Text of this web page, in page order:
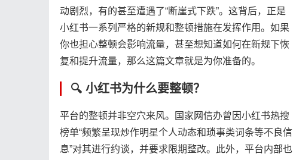
动剧烈，有的甚至遭遇了“断崖式下跌”。这背后，正是
小红书一系列严格的新规和整顿措施在发挥作用。如果
你也担心整顿会影响流量，甚至想知道如何在新规下恢
复和提升流量，那么这篇文章就是为你准备的。
🔍 小红书为什么要整顿？
平台的整顿并非空穴来风。国家网信办曾因小红书热搜
榜单“频繁呈现炒作明星个人动态和琐事类词条等不良信
息”对其进行约谈，并要求限期整改。此外，平台内部也